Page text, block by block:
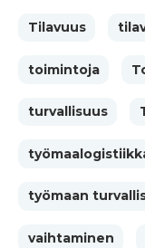
Tilavuus
toimintoja
turvallisuus
työmaan
vaihtaminen